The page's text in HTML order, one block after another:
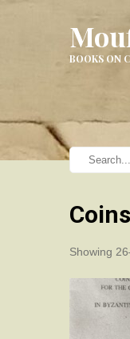
BOOKS ON
Coins
Showing